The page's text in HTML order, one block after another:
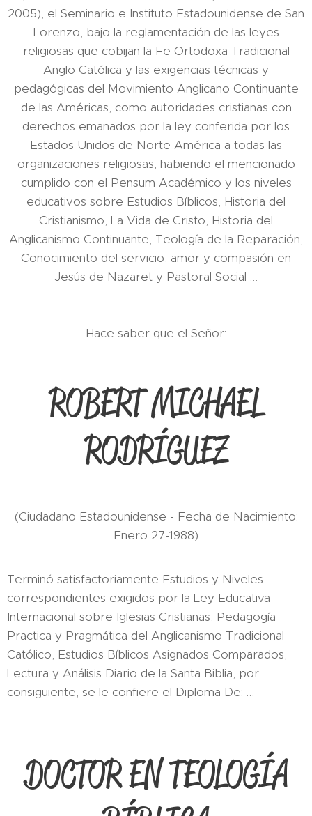
2005), el Seminario e Instituto Estadounidense de San
Lorenzo, bajo la reglamentación de las leyes
religiosas que cobijan la Fe Ortodoxa Tradicional
Anglo Católica y las exigencias técnicas y
pedagógicas del Movimiento Anglicano Continuante
de las Américas, como autoridades cristianas con
derechos emanados por la ley conferida por los
Estados Unidos de Norte América a todas las
organizaciones religiosas, habiendo el mencionado
cumplido con el Pensum Académico y los niveles
educativos sobre Estudios Bíblicos, Historia del
Cristianismo, La Vida de Cristo, Historia del
Anglicanismo Continuante, Teología de la Reparación,
Conocimiento del servicio, amor y compasión en
Jesús de Nazaret y Pastoral Social …
Hace saber que el Señor:
ROBERT MICHAEL
RODRÍGUEZ
(Ciudadano Estadounidense - Fecha de Nacimiento:
Enero 27-1988)
Terminó satisfactoriamente Estudios y Niveles
correspondientes exigidos por la Ley Educativa
Internacional sobre Iglesias Cristianas, Pedagogía
Practica y Pragmática del Anglicanismo Tradicional
Católico, Estudios Bíblicos Asignados Comparados,
Lectura y Análisis Diario de la Santa Biblia, por
consiguiente, se le confiere el Diploma De: …
DOCTOR EN TEOLOGÍA